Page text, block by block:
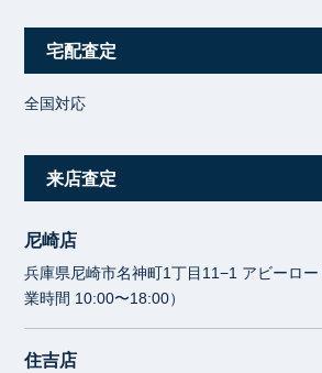
宅配査定
全国対応
来店査定
尼崎店
兵庫県尼崎市名神町1丁目11−1 アビーロ
業時間 10:00〜18:00）
住吉店